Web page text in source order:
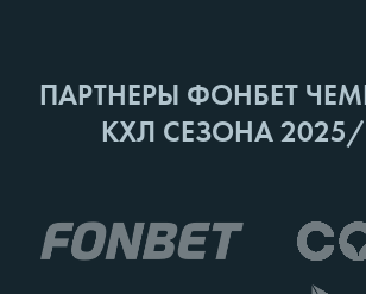
ПАРТНЕРЫ ФОНБЕТ
КХЛ СЕЗОНА